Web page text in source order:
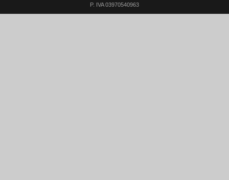
P. IVA 03970540963